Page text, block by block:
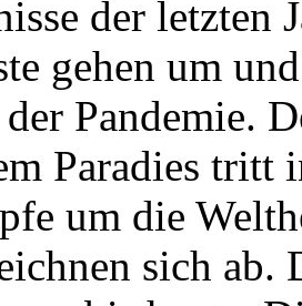
der letzten
gehen um
Pandemie.
Paradies tritt
um die
sich